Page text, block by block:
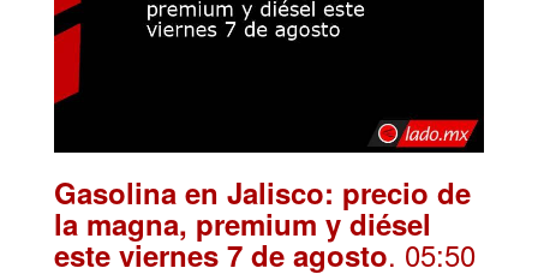
Gasolina en Jalisco: precio de
la magna, premium y diésel
este viernes 7 de agosto. 05:50